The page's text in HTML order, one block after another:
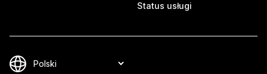
Status usługi